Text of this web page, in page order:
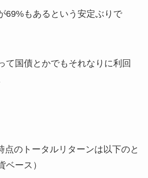
69%もあるという安定ぶりで
て国債とかでもそれなりに利回
点のトータルリターンは以下のと
ベース）